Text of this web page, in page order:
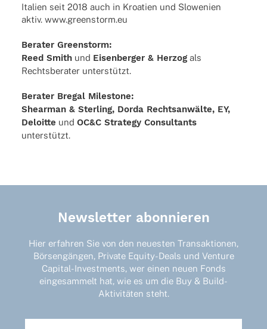
Italien seit 2018 auch in Kroa­tien und Slowe­nien
aktiv. www.greenstorm.eu
Bera­ter Greenstorm:
Reed Smithund Eisen­ber­ger & Herzogals
Rechts­be­ra­ter unterstützt.
Bera­ter Bregal Milestone:
Shear­man & Ster­ling, Dorda Rechts­an­wälte, EY,
Deloitte und OC&C Stra­tegy Consul­tants
unterstützt.
Newsletter abonnieren
Hier erfahren Sie von den neuesten Transaktionen,
Börsengängen, Private Equity-Deals und Venture
Capital-Investments, wer einen neuen Fonds
eingesammelt hat, wie es um die Buy & Build-
Aktivitäten steht.